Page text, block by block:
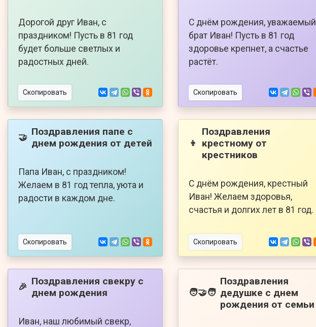
Дорогой друг Иван, с
праздником! Пусть в 81 год
будет больше светлых и
радостных дней.
Скопировать
С днём рождения, уважаемый
брат Иван! Пусть в 81 год
здоровье крепнет, а счастье
растёт.
Скопировать
🤝 Поздравления папе с
днем рождения от детей
Папа Иван, с праздником!
Желаем в 81 год тепла, уюта и
радости в каждом дне.
Скопировать
👦
Поздравления
крестному от
крестников
С днём рождения, крестный
Иван! Желаем здоровья,
счастья и долгих лет в 81 год.
Скопировать
🎉 Поздравления свекру с
днем рождения
Иван, наш любимый свекр,
🧑‍🤝‍🧑
Поздравления
дедушке с днем
рождения от семьи